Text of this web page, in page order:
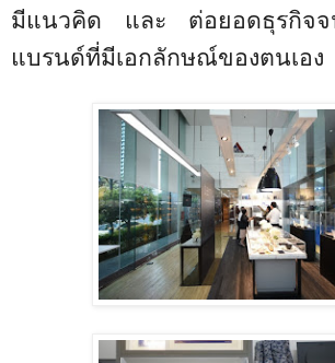
มีแนวคิด และ ต่อยอดธุรกิจจ
แบรนด์ที่มีเอกลักษณ์ของตนเอง